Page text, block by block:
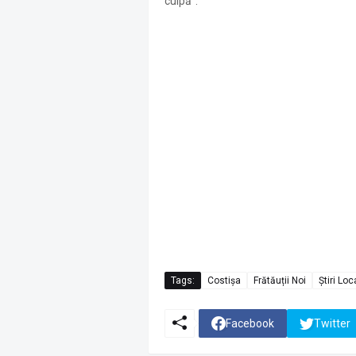
Tags: Costișa Frătăuții Noi Știri
Facebook Twitter